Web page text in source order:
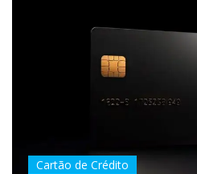
Cartão de Crédito